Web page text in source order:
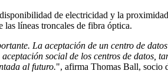
de electricidad y la
las líneas troncales de fibra óptica.
La aceptación de un centro de
social de los centros de datos,
al futuro.", afirma Thomas Ball, socio